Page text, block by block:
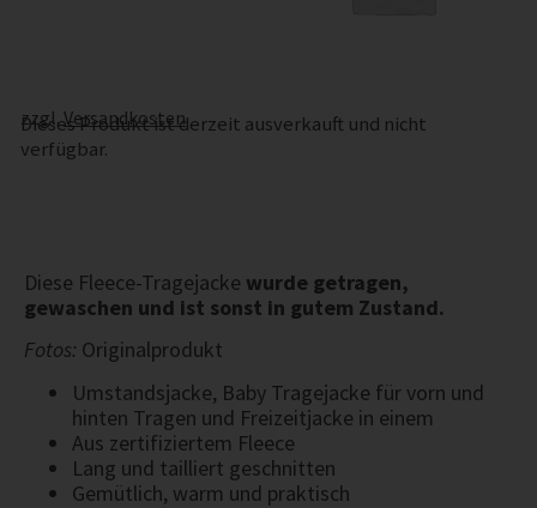
zzgl.Versandkosten
Dieses Produkt ist derzeit ausverkauft und nicht
verfügbar.
Diese Fleece-Tragejacke wurde getragen,
gewaschen und ist sonst in gutem Zustand.
Fotos: Originalprodukt
Umstandsjacke, Baby Tragejacke für vorn und
hinten Tragen und Freizeitjacke in einem
Aus zertifiziertem Fleece
Lang und tailliert geschnitten
Gemütlich, warm und praktisch